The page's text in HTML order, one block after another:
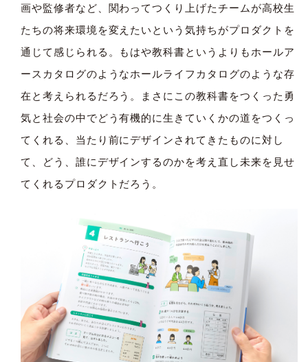
画や監修者など、関わってつくり上げたチームが高校生
たちの将来環境を変えたいという気持ちがプロダクトを
通じて感じられる。もはや教科書というよりもホールア
ースカタログのようなホールライフカタログのような存
在と考えられるだろう。まさにこの教科書をつくった勇
気と社会の中でどう有機的に生きていくかの道をつくっ
てくれる、当たり前にデザインされてきたものに対し
て、どう、誰にデザインするのかを考え直し未来を見せ
てくれるプロダクトだろう。